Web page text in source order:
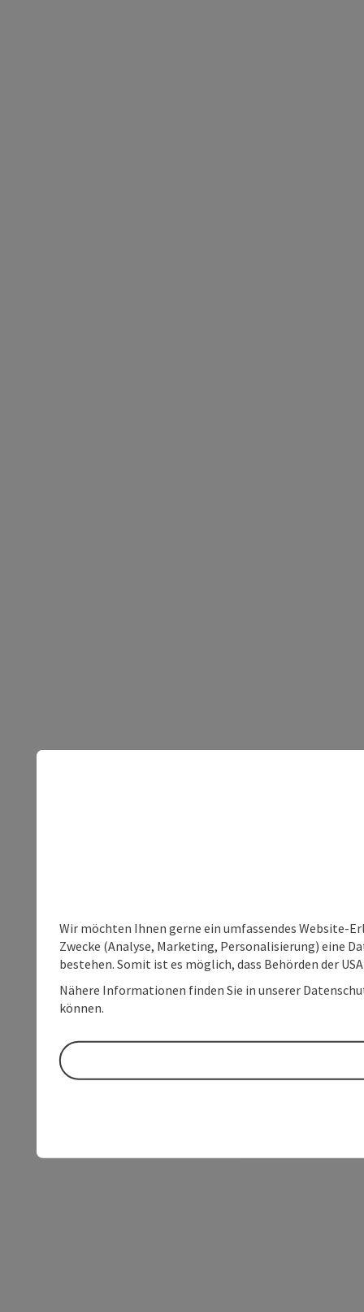
Wir möchten Ihnen gerne ein umfassendes Website-
Zwecke (Analyse, Marketing, Personalisierung) eine
bestehen. Somit ist es möglich, dass Behörden der
Nähere Informationen finden Sie in unserer
können.